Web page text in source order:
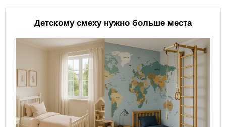
Детскому смеху нужно больше места